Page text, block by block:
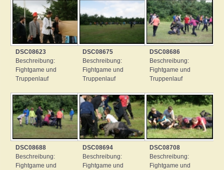
DSC08623
Beschreibung:
Fightgame und
Truppenlauf
DSC08675
Beschreibung:
Fightgame und
Truppenlauf
DSC08686
Beschreibung:
Fightgame und
Truppenlauf
DSC08688
Beschreibung:
Fightgame und
DSC08694
Beschreibung:
Fightgame und
DSC08708
Beschreibung:
Fightgame und